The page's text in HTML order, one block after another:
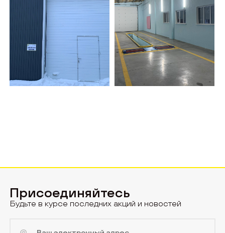
Присоединяйтесь
Будьте в курсе последних акций и новостей